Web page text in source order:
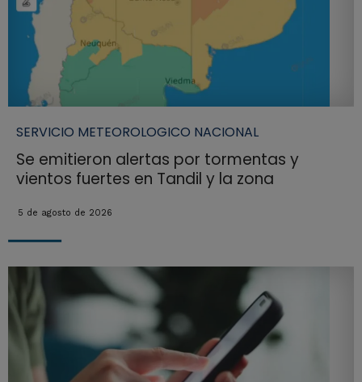
SERVICIO METEOROLOGICO NACIONAL
Se emitieron alertas por tormentas y
vientos fuertes en Tandil y la zona
5 de agosto de 2026